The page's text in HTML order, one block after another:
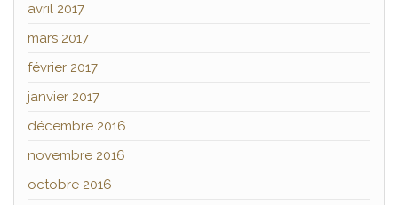
avril 2017
mars 2017
février 2017
janvier 2017
décembre 2016
novembre 2016
octobre 2016